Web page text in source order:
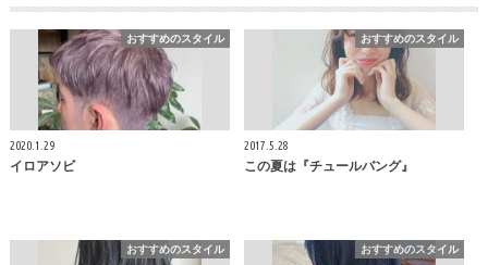
おすすめのスタイル
2020.1.29
イロアソビ
おすすめのスタイル
2017.5.28
この夏は『チュールバング』
おすすめのスタイル おすすめのスタイル